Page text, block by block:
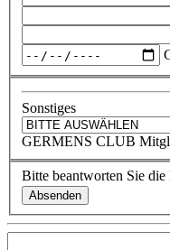
Sonstiges
GERMENS CLUB
Bitte beantworten Sie die
Absenden